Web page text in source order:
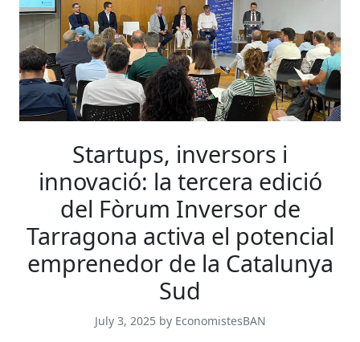
Startups, inversors i
innovació: la tercera edició
del Fòrum Inversor de
Tarragona activa el potencial
emprenedor de la Catalunya
Sud
July 3, 2025 by EconomistesBAN